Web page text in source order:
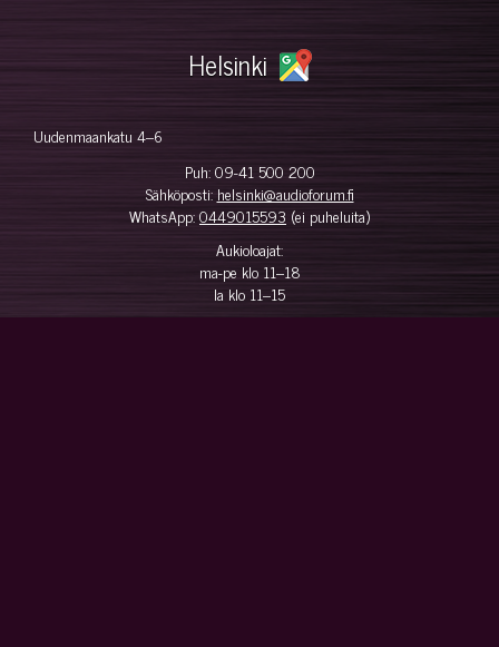
Helsinki
Uudenmaankatu 4–6
Puh:09-41 500 200
Sähköposti: helsinki@audioforum.fi
WhatsApp:0449015593 (ei puheluita)
Aukioloajat:
ma-pe klo 11–18
la klo 11–15